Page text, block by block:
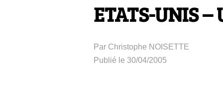
ETATS-UNIS
Par Christophe NOISETTE
Publié le 30/04/2005